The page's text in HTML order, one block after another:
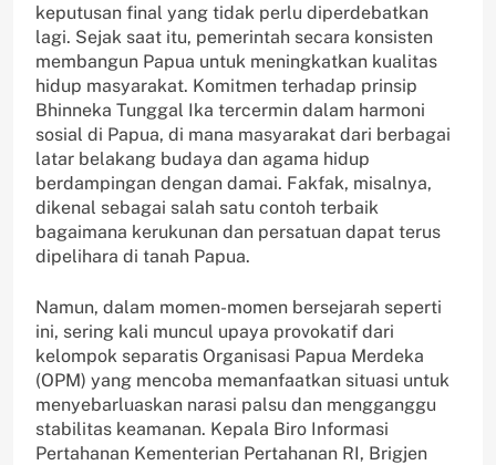
keputusan final yang tidak perlu diperdebatkan
lagi. Sejak saat itu, pemerintah secara konsisten
membangun Papua untuk meningkatkan kualitas
hidup masyarakat. Komitmen terhadap prinsip
Bhinneka Tunggal Ika tercermin dalam harmoni
sosial di Papua, di mana masyarakat dari berbagai
latar belakang budaya dan agama hidup
berdampingan dengan damai. Fakfak, misalnya,
dikenal sebagai salah satu contoh terbaik
bagaimana kerukunan dan persatuan dapat terus
dipelihara di tanah Papua.
Namun, dalam momen-momen bersejarah seperti
ini, sering kali muncul upaya provokatif dari
kelompok separatis Organisasi Papua Merdeka
(OPM) yang mencoba memanfaatkan situasi untuk
menyebarluaskan narasi palsu dan mengganggu
stabilitas keamanan. Kepala Biro Informasi
Pertahanan Kementerian Pertahanan RI, Brigjen